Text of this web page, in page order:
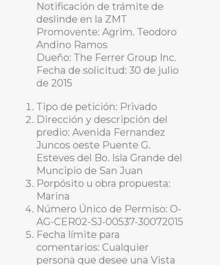
Notificación de trámite de
deslinde en la ZMT
Promovente: Agrim. Teodoro
Andino Ramos
Dueño: The Ferrer Group Inc.
Fecha de solicitud: 30 de julio
de 2015
Tipo de petición: Privado
Dirección y descripción del
predio: Avenida Fernandez
Juncos oeste Puente G.
Esteves del Bo. Isla Grande del
Muncipio de San Juan
Porpósito u obra propuesta:
Marina
Número Único de Permiso: O-
AG-CER02-SJ-00537-30072015
Fecha límite para
comentarios: Cualquier
persona que desee una Vista